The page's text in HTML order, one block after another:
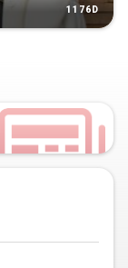
1176D